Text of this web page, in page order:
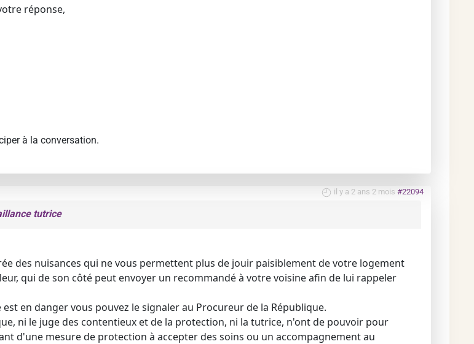
réponse,
à la conversation.
il y a 2 ans 2 mois #22094
tutrice
des nuisances qui ne vous permettent plus de jouir paisiblement de votre logement
qui de son côté peut envoyer un recommandé à votre voisine afin de lui rappeler
en danger vous pouvez le signaler au Procureur de la République.
ni le juge des contentieux et de la protection, ni la tutrice, n'ont de pouvoir pour
d'une mesure de protection à accepter des soins ou un accompagnement au